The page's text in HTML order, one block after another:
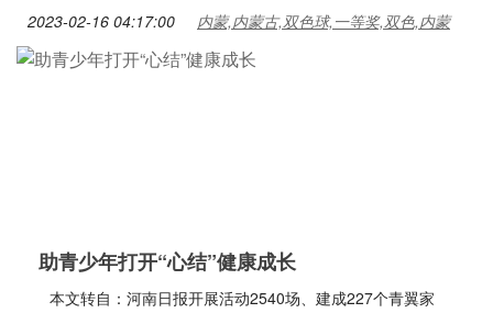
2023-02-16 04:17:00 内蒙,内蒙古,双色球,一等奖,双色,内蒙
助青少年打开“心结”健康成长
本文转自：河南日报开展活动2540场、建成227个青翼家